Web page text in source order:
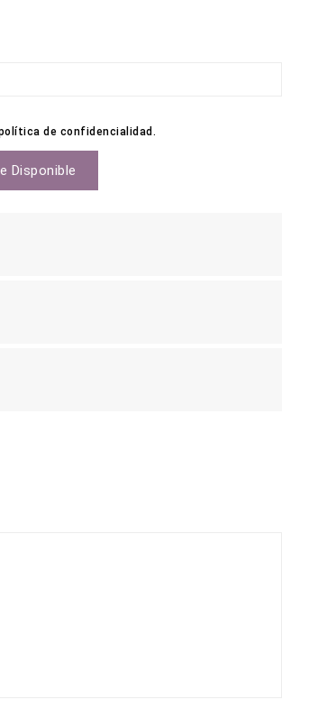
de confidencialidad.
Disponible